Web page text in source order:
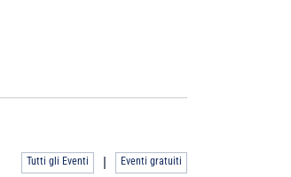
Tutti gli Eventi Eventi gratuiti